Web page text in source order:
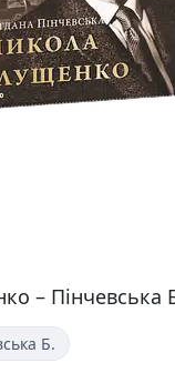
– Пінчевська
Б.